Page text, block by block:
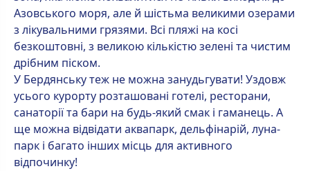
Азовського моря, але й шістьма великими озерами
з лікувальними грязями. Всі пляжі на косі
безкоштовні, з великою кількістю зелені та чистим
дрібним піском.
У Бердянську теж не можна занудьгувати! Уздовж
усього курорту розташовані готелі, ресторани,
санаторії та бари на будь-який смак і гаманець. А
ще можна відвідати аквапарк, дельфінарій, луна-
парк і багато інших місць для активного
відпочинку!